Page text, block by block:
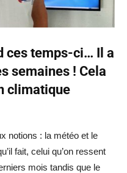
ces temps-ci… Il a
semaines ! Cela
climatique
notions : la météo et le
fait, celui qu’on ressent
mois tandis que le